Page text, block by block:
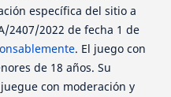
específica del sitio a
2407/2022 de fecha 1 de
. El juego con
de 18 años. Su
con moderación y